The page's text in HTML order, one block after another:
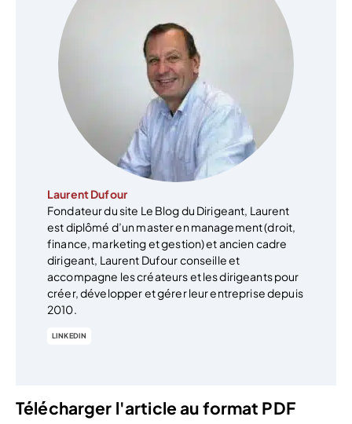
Laurent Dufour
Fondateur du site Le Blog du Dirigeant, Laurent
est diplômé d’un master en management (droit,
finance, marketing et gestion) et ancien cadre
dirigeant, Laurent Dufour conseille et
accompagne les créateurs et les dirigeants pour
créer, développer et gérer leur entreprise depuis
2010.
LINKEDIN
Télécharger l'article au format PDF